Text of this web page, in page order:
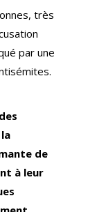
très
par une
de
à leur